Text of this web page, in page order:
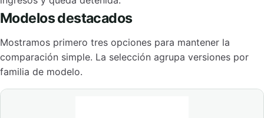
Modelos destacados
Mostramos primero tres opciones para mantener la
comparación simple. La selección agrupa versiones por
familia de modelo.